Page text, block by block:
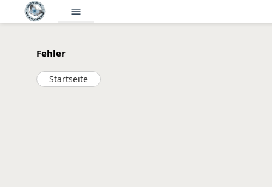
menu
Fehler
Startseite